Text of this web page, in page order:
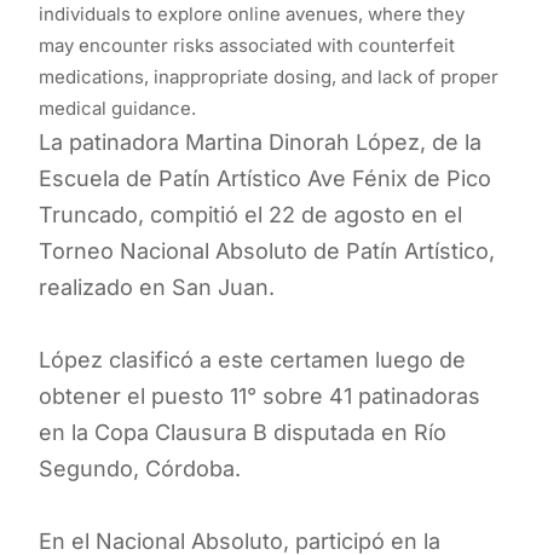
individuals to explore online avenues, where they
may encounter risks associated with counterfeit
medications, inappropriate dosing, and lack of proper
medical guidance.
La patinadora Martina Dinorah López, de la
Escuela de Patín Artístico Ave Fénix de Pico
Truncado, compitió el 22 de agosto en el
Torneo Nacional Absoluto de Patín Artístico,
realizado en San Juan.
López clasificó a este certamen luego de
obtener el puesto 11° sobre 41 patinadoras
en la Copa Clausura B disputada en Río
Segundo, Córdoba.
En el Nacional Absoluto, participó en la